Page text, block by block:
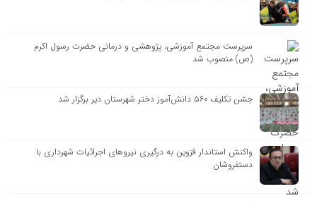
سرپرست مجتمع آموزشی، پژوهشی و درمانی حضرت رسول اکرم
(ص) منصوب شد
جشن تکلیف ۵۶۰ دانش‌آموز دختر شهرستان دیر برگزار شد
واکنش استاندار قزوین به درگیری نیروهای اجرائیات شهرداری با
دستفروشان